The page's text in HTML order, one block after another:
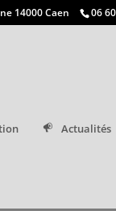
14000 Caen 06
Actualités